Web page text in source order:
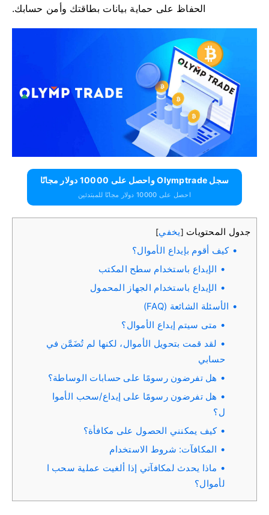
الحفاظ على حماية بيانات بطاقتك وأمن حسابك.
سجل Olymptrade واحصل على 10000 دولار مجانًا
احصل على 10000 دولار مجانًا للمبتدئين
جدول المحتويات [يخفي]
كيف أقوم بإيداع الأموال؟
الإيداع باستخدام سطح المكتب
الإيداع باستخدام الجهاز المحمول
الأسئلة الشائعة (FAQ)
متى سيتم إيداع الأموال؟
لقد قمت بتحويل الأموال، لكنها لم تُضَمَّن في
حسابي
هل تفرضون رسومًا على حسابات الوساطة؟
هل تفرضون رسومًا على إيداع/سحب الأموا
ل؟
كيف يمكنني الحصول على مكافأة؟
المكافآت: شروط الاستخدام
ماذا يحدث لمكافآتي إذا ألغيت عملية سحب ا
لأموال؟